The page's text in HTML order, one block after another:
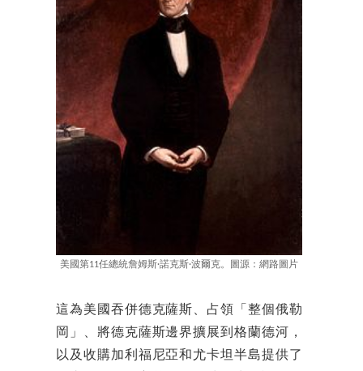
美國第11任總統詹姆斯·諾克斯·波爾克。圖源：網路圖片
這為美國吞併德克薩斯、占領「整個俄勒
岡」、將德克薩斯邊界擴展到格蘭德河，
以及收購加利福尼亞和尤卡坦半島提供了